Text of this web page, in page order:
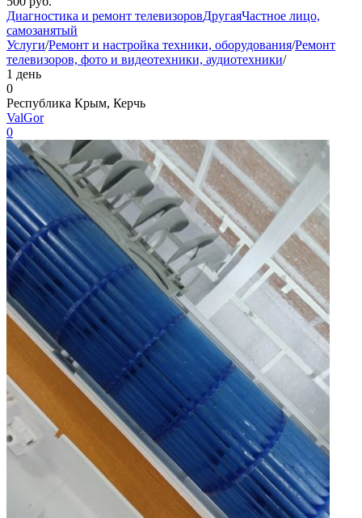
Диагностика и ремонт телевизоровДругаяЧастное лицо,
самозанятый
Услуги/Ремонт и настройка техники, оборудования/Ремонт
телевизоров, фото и видеотехники, аудиотехники/
1 день
0
Республика Крым, Керчь
ValGor
0